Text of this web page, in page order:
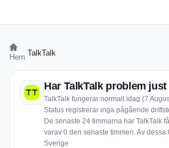
Hem TalkTalk
Har TalkTalk problem
TalkTalk fungerar normalt idag (7
Status registrerar inga pågående
De senaste 24 timmarna har TalkTalk
varav 0 den senaste timmen. Av dessa
Sverige